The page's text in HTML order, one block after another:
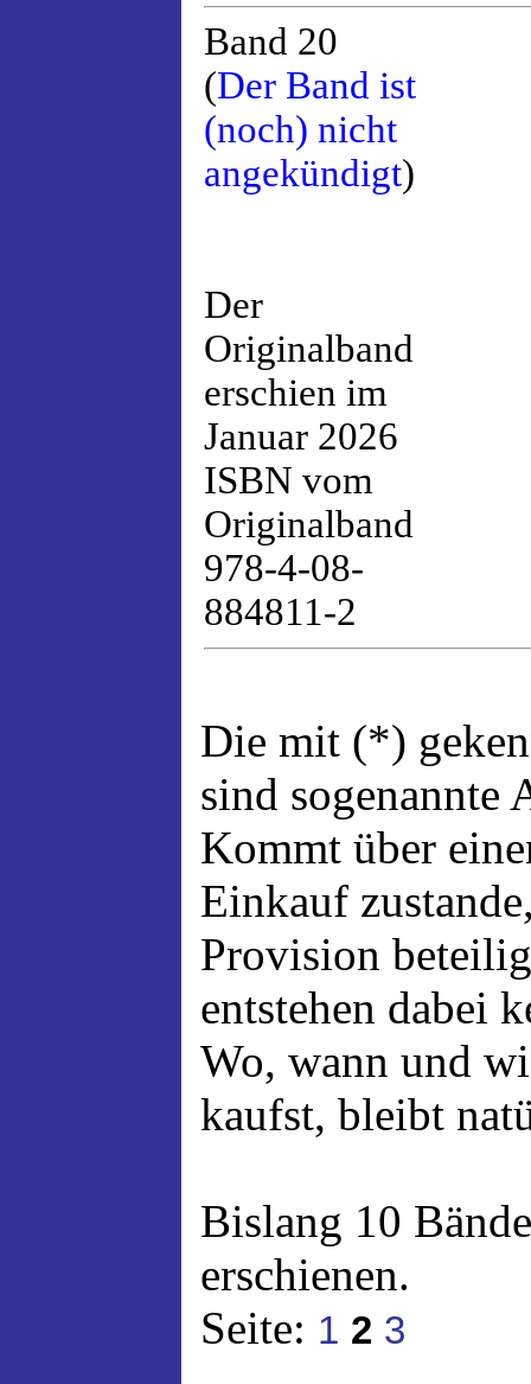
Band 20
(Der Band ist
(noch) nicht
angekündigt)
Der
Originalband
erschien im
Januar 2026
ISBN vom
Originalband
978-4-08-
884811-2
Die mit (*)
sind
Kommt über
Einkauf
Provision
entstehen dabei
Wo, wann und
kaufst, bleibt
Bislang 10
erschienen.
Seite: 1 2 3